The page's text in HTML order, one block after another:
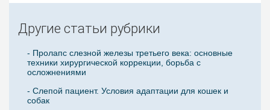
Другие статьи рубрики
- Пролапс слезной железы третьего века: основные
техники хирургической коррекции, борьба с
осложнениями
- Слепой пациент. Условия адаптации для кошек и
собак